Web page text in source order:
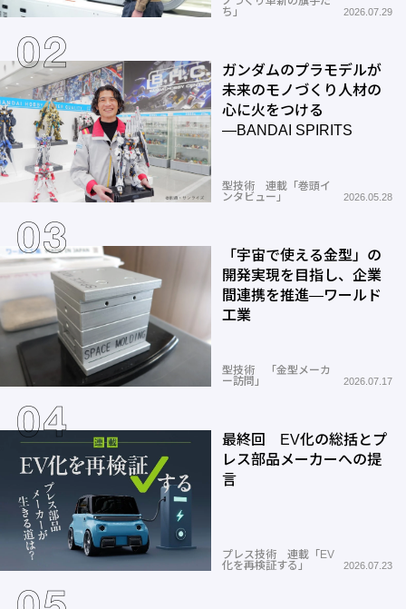
ち」
2026.07.29
ガンダムのプラモデルが
未来のモノづくり人材の
心に火をつける
―BANDAI SPIRITS
型技術 連載「巻頭イ
ンタビュー」
2026.05.28
「宇宙で使える金型」の
開発実現を目指し、企業
間連携を推進―ワールド
工業
型技術 「金型メーカ
ー訪問」
2026.07.17
最終回 EV化の総括とプ
レス部品メーカーへの提
言
プレス技術 連載「EV
化を再検証する」
2026.07.23